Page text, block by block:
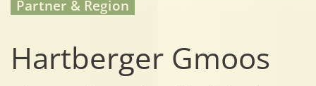
Partner & Region
Hartberger Gmoos